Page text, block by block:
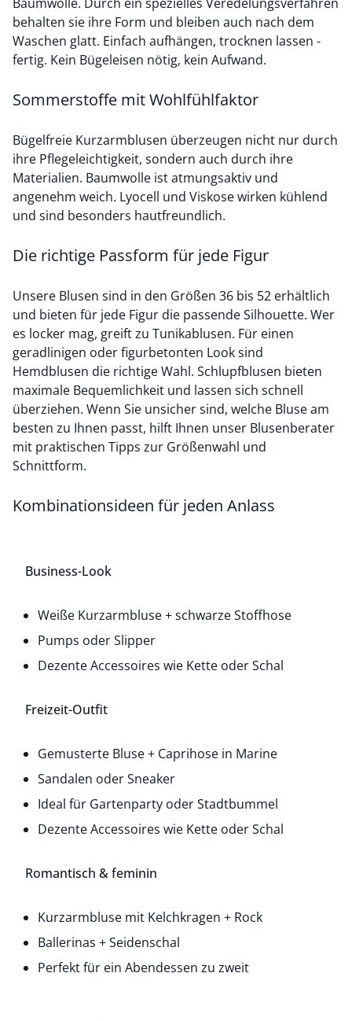
behalten sie ihre Form und bleiben auch nach dem
Waschen glatt. Einfach aufhängen, trocknen lassen -
fertig. Kein Bügeleisen nötig, kein Aufwand.
Sommerstoffe mit Wohlfühlfaktor
Bügelfreie Kurzarmblusen überzeugen nicht nur durch
ihre Pflegeleichtigkeit, sondern auch durch ihre
Materialien. Baumwolle ist atmungsaktiv und
angenehm weich. Lyocell und Viskose wirken kühlend
und sind besonders hautfreundlich.
Die richtige Passform für jede Figur
Unsere Blusen sind in den Größen 36 bis 52 erhältlich
und bieten für jede Figur die passende Silhouette. Wer
es locker mag, greift zu Tunikablusen. Für einen
geradlinigen oder figurbetonten Look sind
Hemdblusen die richtige Wahl. Schlupfblusen bieten
maximale Bequemlichkeit und lassen sich schnell
überziehen. Wenn Sie unsicher sind, welche Bluse am
besten zu Ihnen passt, hilft Ihnen unser Blusenberater
mit praktischen Tipps zur Größenwahl und
Schnittform.
Kombinationsideen für jeden Anlass
Business-Look
Weiße Kurzarmbluse + schwarze Stoffhose
Pumps oder Slipper
Dezente Accessoires wie Kette oder Schal
Freizeit-Outfit
Gemusterte Bluse + Caprihose in Marine
Sandalen oder Sneaker
Ideal für Gartenparty oder Stadtbummel
Dezente Accessoires wie Kette oder Schal
Romantisch & feminin
Kurzarmbluse mit Kelchkragen + Rock
Ballerinas + Seidenschal
Perfekt für ein Abendessen zu zweit